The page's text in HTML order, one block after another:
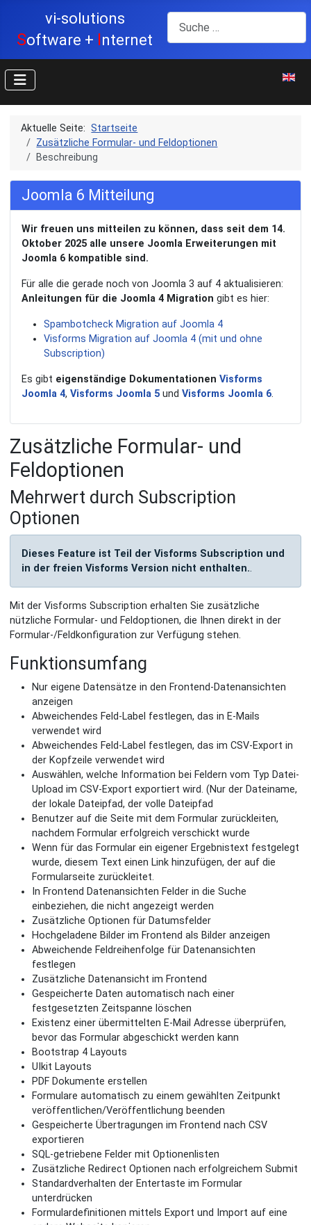
vi-solutions
Software + Internet
Suchen
Aktuelle Seite:Startseite
Zusätzliche Formular- und Feldoptionen
Beschreibung
Joomla 6 Mitteilung
Wir freuen uns mitteilen zu können, dass seit dem 14.
Oktober 2025 alle unsere Joomla Erweiterungen mit
Joomla 6 kompatible sind.
Für alle die gerade noch von Joomla 3 auf 4 aktualisieren:
Anleitungen für die Joomla 4 Migration gibt es hier:
Spambotcheck Migration auf Joomla 4
Visforms Migration auf Joomla 4 (mit und ohne
Subscription)
Es gibt eigenständige Dokumentationen Visforms
Joomla 4,Visforms Joomla 5 undVisforms Joomla 6.
Zusätzliche Formular- und
Feldoptionen
Mehrwert durch Subscription
Optionen
Dieses Feature ist Teil der Visforms Subscription und
in der freien Visforms Version nicht enthalten..
Mit der Visforms Subscription erhalten Sie zusätzliche
nützliche Formular- und Feldoptionen, die Ihnen direkt in der
Formular-/Feldkonfiguration zur Verfügung stehen.
Funktionsumfang
Nur eigene Datensätze in den Frontend-Datenansichten
anzeigen
Abweichendes Feld-Label festlegen, das in E-Mails
verwendet wird
Abweichendes Feld-Label festlegen, das im CSV-Export in
der Kopfzeile verwendet wird
Auswählen, welche Information bei Feldern vom Typ Datei-
Upload im CSV-Export exportiert wird. (Nur der Dateiname,
der lokale Dateipfad, der volle Dateipfad
Benutzer auf die Seite mit dem Formular zurückleiten,
nachdem Formular erfolgreich verschickt wurde
Wenn für das Formular ein eigener Ergebnistext festgelegt
wurde, diesem Text einen Link hinzufügen, der auf die
Formularseite zurückleitet.
In Frontend Datenansichten Felder in die Suche
einbeziehen, die nicht angezeigt werden
Zusätzliche Optionen für Datumsfelder
Hochgeladene Bilder im Frontend als Bilder anzeigen
Abweichende Feldreihenfolge für Datenansichten
festlegen
Zusätzliche Datenansicht im Frontend
Gespeicherte Daten automatisch nach einer
festgesetzten Zeitspanne löschen
Existenz einer übermittelten E-Mail Adresse überprüfen,
bevor das Formular abgeschickt werden kann
Bootstrap 4 Layouts
UIkit Layouts
PDF Dokumente erstellen
Formulare automatisch zu einem gewählten Zeitpunkt
veröffentlichen/Veröffentlichung beenden
Gespeicherte Übertragungen im Frontend nach CSV
exportieren
SQL-getriebene Felder mit Optionenlisten
Zusätzliche Redirect Optionen nach erfolgreichem Submit
Standardverhalten der Entertaste im Formular
unterdrücken
Formulardefinitionen mittels Export und Import auf eine